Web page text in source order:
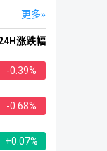
更多
涨跌幅
-0.39%
-0.68%
+0.07%